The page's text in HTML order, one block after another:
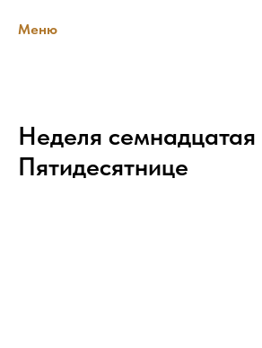
Меню
Неделя семнадцатая
Пятидесятнице